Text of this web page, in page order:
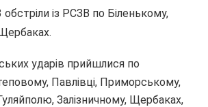
із РСЗВ по Біленькому,
ударів прийшлися по
Павлівці, Приморському,
Залізничному, Щербаках,